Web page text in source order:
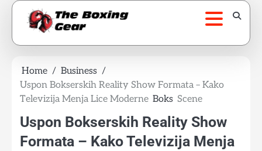
Skip
Home
Business
Uspon Bokserskih Reality Show Formata – Kako
Televizija Menja Lice Moderne Boks Scene
Uspon Bokserskih Reality Show
Formata – Kako Televizija Menja